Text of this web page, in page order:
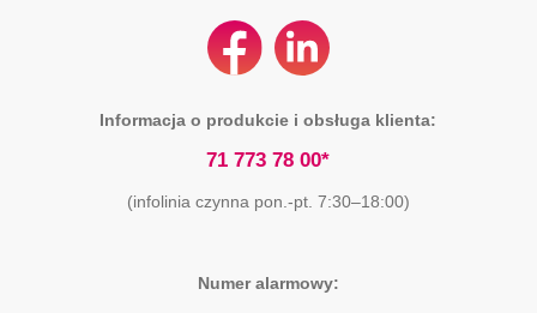
Informacja o produkcie i obsługa klienta:
71 773 78 00*
(infolinia czynna pon.-pt. 7:30–18:00)
Numer alarmowy: